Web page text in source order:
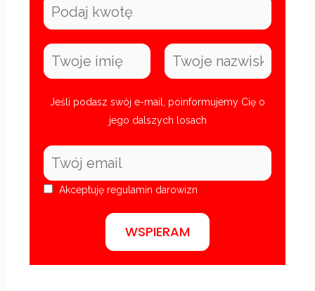
Jeśli podasz swój e-mail, poinformujemy Cię o
jego dalszych losach
Akceptuję regulamin darowizn
WSPIERAM